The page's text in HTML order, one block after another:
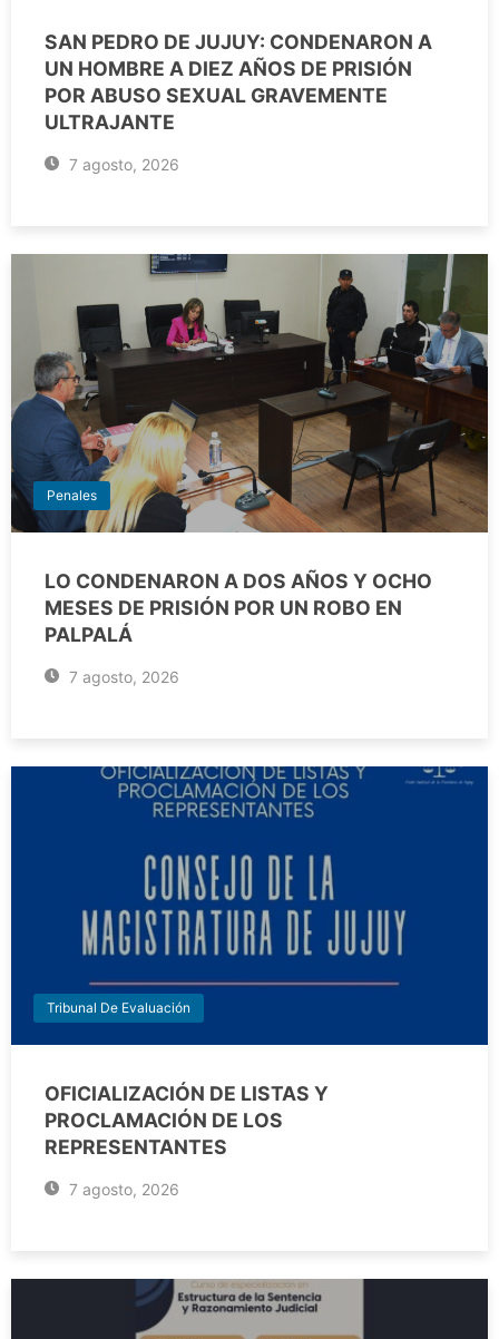
SAN PEDRO DE JUJUY: CONDENARON A
UN HOMBRE A DIEZ AÑOS DE PRISIÓN
POR ABUSO SEXUAL GRAVEMENTE
ULTRAJANTE
7 agosto, 2026
Penales
LO CONDENARON A DOS AÑOS Y OCHO
MESES DE PRISIÓN POR UN ROBO EN
PALPALÁ
7 agosto, 2026
Tribunal De Evaluación
OFICIALIZACIÓN DE LISTAS Y
PROCLAMACIÓN DE LOS
REPRESENTANTES
7 agosto, 2026